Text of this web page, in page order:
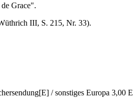
Grace".
III, S. 215, Nr. 33).
/ sonstiges Europa 3,00